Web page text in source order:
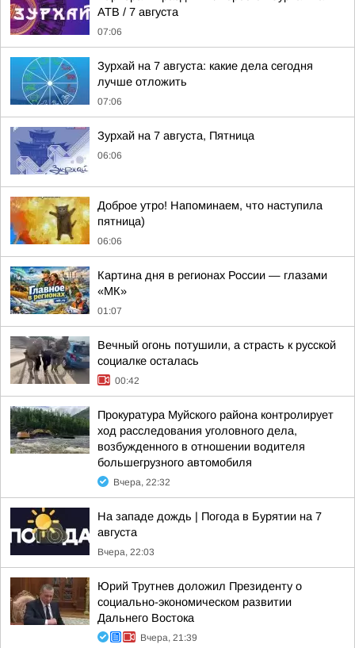
АТВ / 7 августа
07:06
Зурхай на 7 августа: какие дела сегодня
лучше отложить
07:06
Зурхай на 7 августа, Пятница
06:06
Доброе утро! Напоминаем, что наступила
пятница)
06:06
Картина дня в регионах России — глазами
«МК»
01:07
Вечный огонь потушили, а страсть к русской
социалке осталась
00:42
Прокуратура Муйского района контролирует
ход расследования уголовного дела,
возбужденного в отношении водителя
большегрузного автомобиля
Вчера, 22:32
На западе дождь | Погода в Бурятии на 7
августа
Вчера, 22:03
Юрий Трутнев доложил Президенту о
социально-экономическом развитии
Дальнего Востока
Вчера, 21:39